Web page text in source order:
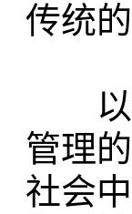
传统
以韦
管理
社会